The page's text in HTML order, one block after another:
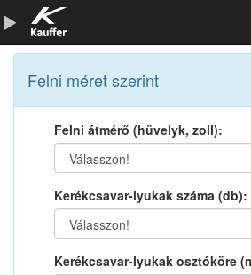
Szerszámkatalógus
Kosár
Alkatrészek
Felni méret szerint
Felni átmérő (hüvelyk, zoll):
Kerékcsavar-lyukak száma (db):
Kerékcsavar-lyukak osztóköre